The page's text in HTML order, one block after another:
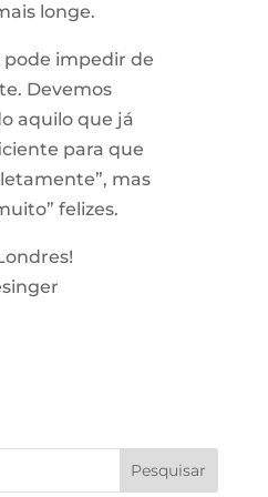
longe.
pode impedir de
Devemos
aquilo que já
para que
mas
felizes.